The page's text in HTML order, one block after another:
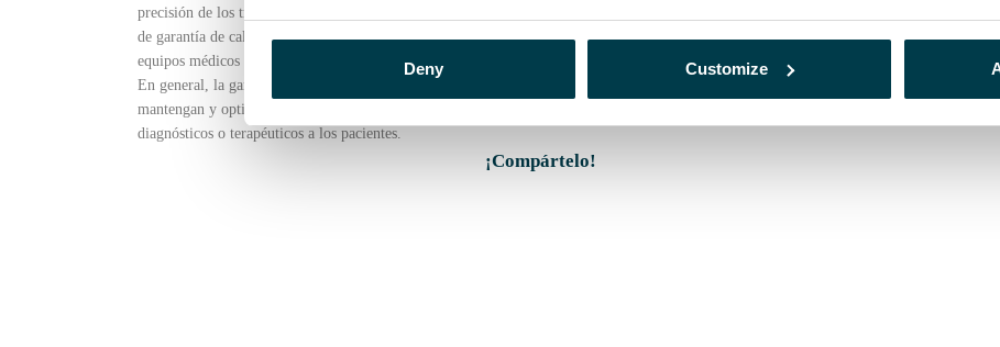
Deny Customize
precisión de los tratamientos y la garantía de calidad en los centros sanitarios. Mediante la implantación de programas integrales
de garantía de calidad, los centros sanitarios pueden minimizar los riesgos, garantizar un funcionamiento fiable y preciso de los
equipos médicos y ofrecer la mejor atención posible a los pacientes.
En general, la garantía de calidad de las máquinas es un proceso vital que asegura que las máquinas médicas se evalúen,
mantengan y optimicen con regularidad, garantizando su rendimiento seguro y preciso a la hora de ofrecer tratamientos
diagnósticos o terapéuticos a los pacientes.
¡Compártelo!